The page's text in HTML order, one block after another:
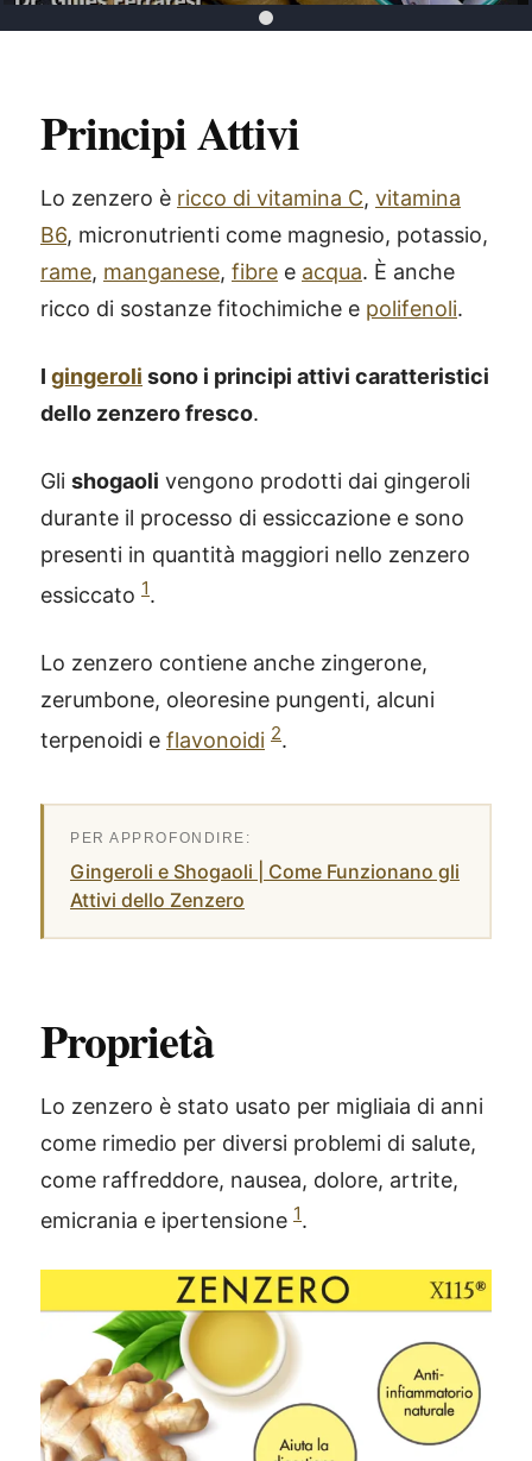
Principi Attivi
Lo zenzero è ricco di vitamina C, vitamina
B6, micronutrienti come magnesio, potassio,
rame, manganese, fibre e acqua. È anche
ricco di sostanze fitochimiche e polifenoli.
I gingeroli sono i principi attivi caratteristici
dello zenzero fresco.
Gli shogaoli vengono prodotti dai gingeroli
durante il processo di essiccazione e sono
presenti in quantità maggiori nello zenzero
essiccato 1.
Lo zenzero contiene anche zingerone,
zerumbone, oleoresine pungenti, alcuni
terpenoidi e flavonoidi 2.
Gingeroli e Shogaoli | Come Funzionano gli
Attivi dello Zenzero
Proprietà
Lo zenzero è stato usato per migliaia di anni
come rimedio per diversi problemi di salute,
come raffreddore, nausea, dolore, artrite,
emicrania e ipertensione 1.